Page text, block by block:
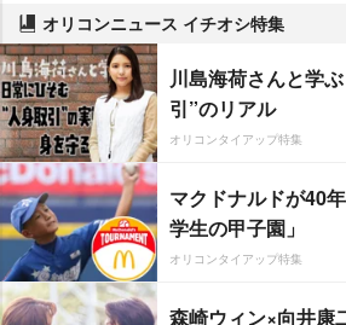
オリコンニュース イチオシ特集
川島海荷さんと学
引”のリアル
オリコンタイアップ特集
マクドナルドが40
学生の甲子園」
オリコンタイアップ特集
森崎ウィン×向井康